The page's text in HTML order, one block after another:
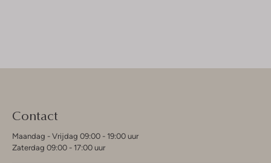
Contact
Maandag - Vrijdag 09:00 - 19:00 uur
Zaterdag 09:00 - 17:00 uur